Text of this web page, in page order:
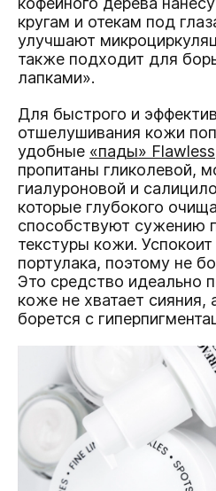
кругам и отекам под
улучшают
также подходит для
лапками».
Для быстрого и
отшелушивания кожи
удобные «пады» Flawless
пропитаны гликолевой,
гиалуроновой и
которые глубокого
способствуют сужению
текстуры кожи. Успокоит
портулака, поэтому не
Это средство идеально
коже не хватает сияния,
борется с